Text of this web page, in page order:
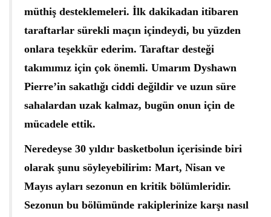
müthiş desteklemeleri. İlk dakikadan itibaren
taraftarlar sürekli maçın içindeydi, bu yüzden
onlara teşekkür ederim. Taraftar desteği
takımımız için çok önemli. Umarım Dyshawn
Pierre’in sakatlığı ciddi değildir ve uzun süre
sahalardan uzak kalmaz, bugün onun için de
mücadele ettik.
Neredeyse 30 yıldır basketbolun içerisinde biri
olarak şunu söyleyebilirim: Mart, Nisan ve
Mayıs ayları sezonun en kritik bölümleridir.
Sezonun bu bölümünde rakiplerinize karşı nasıl